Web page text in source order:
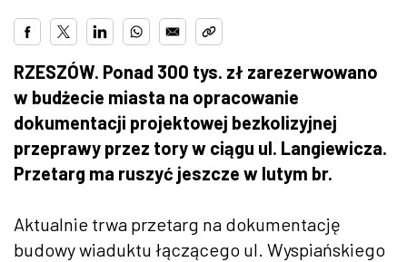
RZESZÓW. Ponad 300 tys. zł zarezerwowano
w budżecie miasta na opracowanie
dokumentacji projektowej bezkolizyjnej
przeprawy przez tory w ciągu ul. Langiewicza.
Przetarg ma ruszyć jeszcze w lutym br.
Aktualnie trwa przetarg na dokumentację
budowy wiaduktu łączącego ul. Wyspiańskiego